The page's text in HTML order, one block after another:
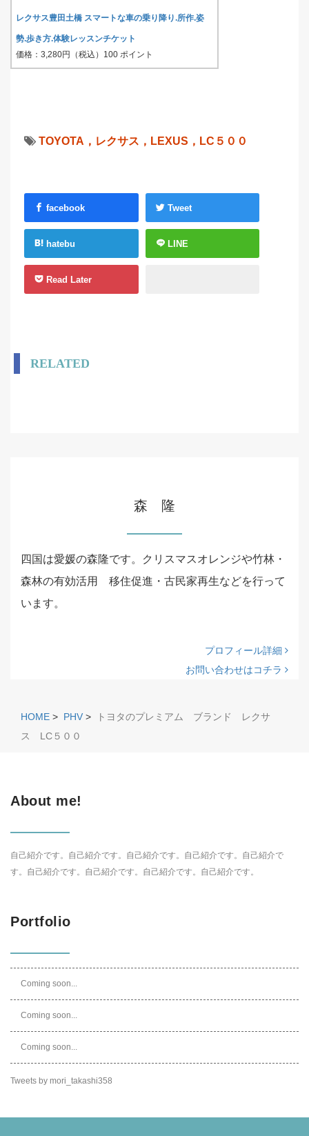
レクサス豊田土橋 スマートな車の乗り降り.所作.姿
勢.歩き方.体験レッスンチケット
価格：3,280円（税込）100 ポイント
TOYOTA，レクサス，LEXUS，LC５００
facebook Tweet
hatebu LINE
Read Later
RELATED
森 隆
四国は愛媛の森隆です。クリスマスオレンジや竹林・
森林の有効活用 移住促進・古民家再生などを行って
います。
プロフィール詳細
お問い合わせはコチラ
HOME > PHV >
トヨタのプレミアム ブランド レクサ
ス LC５００
About me!
自己紹介です。自己紹介です。自己紹介です。自己紹介です。自己紹介で
す。自己紹介です。自己紹介です。自己紹介です。自己紹介です。
Portfolio
Coming soon...
Coming soon...
Coming soon...
Tweets by mori_takashi358